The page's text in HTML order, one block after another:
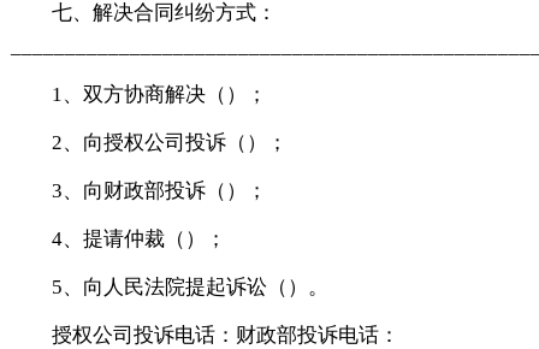
七、解决合同纠纷方式：
1、双方协商解决（）；
2、向授权公司投诉（）；
3、向财政部投诉（）；
4、提请仲裁（）；
5、向人民法院提起诉讼（）。
授权公司投诉电话：财政部投诉电话：